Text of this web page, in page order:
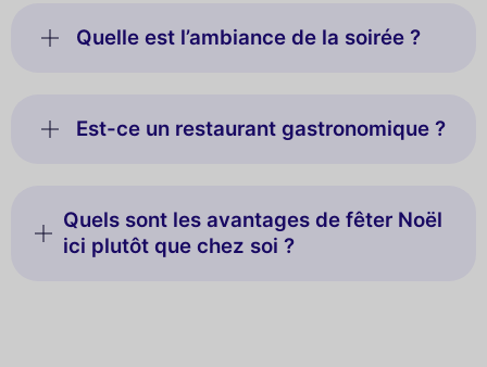
Quelle est l’ambiance de la soirée ?
Est-ce un restaurant gastronomique ?
Quels sont les avantages de fêter Noël
ici plutôt que chez soi ?